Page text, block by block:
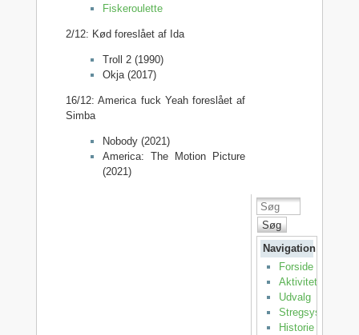
Fiskeroulette
2/12: Kød foreslået af Ida
Troll 2 (1990)
Okja (2017)
16/12: America fuck Yeah foreslået af
Simba
Nobody (2021)
America: The Motion Picture
(2021)
Søg
Navigation
Forside
Aktiviteter
Udvalg
Stregsystemet
Historie